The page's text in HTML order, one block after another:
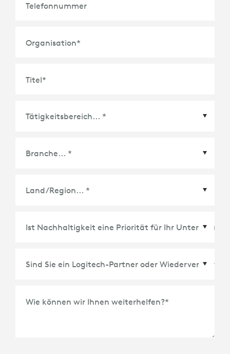
Telefonnummer
Organisation*
Titel*
Wie können wir Ihnen weiterhelfen?*